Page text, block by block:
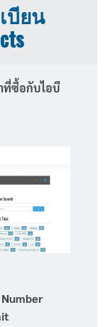
บียน
ที่ซื้อกับไอบี